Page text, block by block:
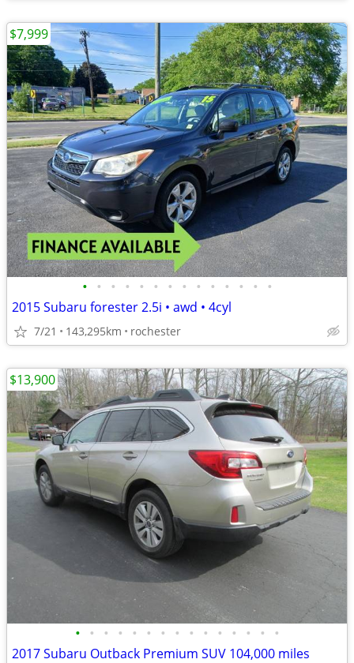
• • • • • • • • • • • • • •
2015 Subaru forester 2.5i • awd • 4cyl
7/21 143,295km rochester
$7,999
• • • • • • • • • • • • • • •
2017 Subaru Outback Premium SUV 104,000 miles
$13,900